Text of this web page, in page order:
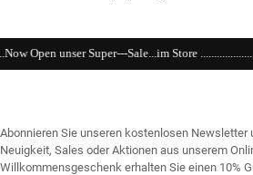
Sale...im Store
Abonnieren Sie unseren kostenlosen Newsletter
Neuigkeit, Sales oder Aktionen aus unserem
Willkommensgeschenk erhalten Sie einen 10%